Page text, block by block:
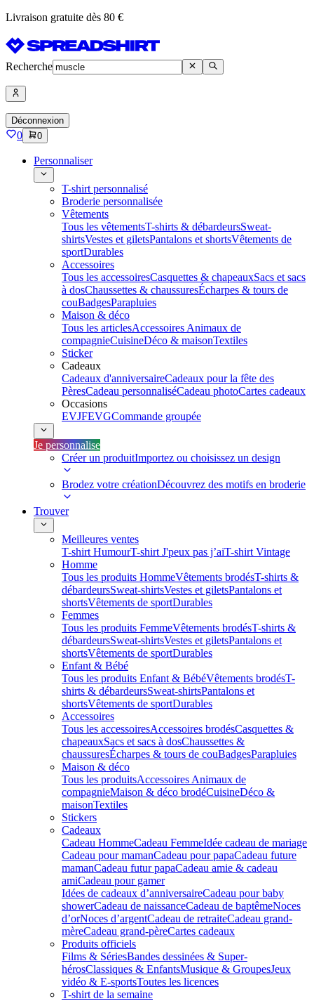
Livraison gratuite dès 80 €
Recherche
Déconnexion
0 0
Personnaliser
T-shirt personnalisé
Broderie personnalisée
Vêtements
Tous les vêtementsT-shirts & débardeursSweat-
shirtsVestes et giletsPantalons et shortsVêtements de
sportDurables
Accessoires
Tous les accessoiresCasquettes & chapeauxSacs et sacs
à dosChaussettes & chaussuresÉcharpes & tours de
couBadgesParapluies
Maison & déco
Tous les articlesAccessoires Animaux de
compagnieCuisineDéco & maisonTextiles
Sticker
Cadeaux
Cadeaux d'anniversaireCadeaux pour la fête des
PèresCadeau personnaliséCadeau photoCartes cadeaux
Occasions
EVJFEVGCommande groupée
Je personnalise
Créer un produitImportez ou choisissez un design
Brodez votre créationDécouvrez des motifs en broderie
Trouver
Meilleures ventes
T-shirt HumourT-shirt J'peux pas j’aiT-shirt Vintage
Homme
Tous les produits HommeVêtements brodésT-shirts &
débardeursSweat-shirtsVestes et giletsPantalons et
shortsVêtements de sportDurables
Femmes
Tous les produits FemmeVêtements brodésT-shirts &
débardeursSweat-shirtsVestes et giletsPantalons et
shortsVêtements de sportDurables
Enfant & Bébé
Tous les produits Enfant & BébéVêtements brodésT-
shirts & débardeursSweat-shirtsPantalons et
shortsVêtements de sportDurables
Accessoires
Tous les accessoiresAccessoires brodésCasquettes &
chapeauxSacs et sacs à dosChaussettes &
chaussuresÉcharpes & tours de couBadgesParapluies
Maison & déco
Tous les produitsAccessoires Animaux de
compagnieMaison & déco brodéCuisineDéco &
maisonTextiles
Stickers
Cadeaux
Cadeau HommeCadeau FemmeIdée cadeau de mariage​
Cadeau pour mamanCadeau pour papaCadeau future
mamanCadeau futur papaCadeau amie & cadeau
amiCadeau pour gamer
Idées de cadeaux d’anniversaireCadeau pour baby
showerCadeau de naissanceCadeau de baptêmeNoces
d’orNoces d’argentCadeau de retraiteCadeau grand-
mèreCadeau grand-pèreCartes cadeaux
Produits officiels
Films & SériesBandes dessinées & Super-
hérosClassiques & EnfantsMusique & GroupesJeux
vidéo & E-sportsToutes les licences
T-shirt de la semaine